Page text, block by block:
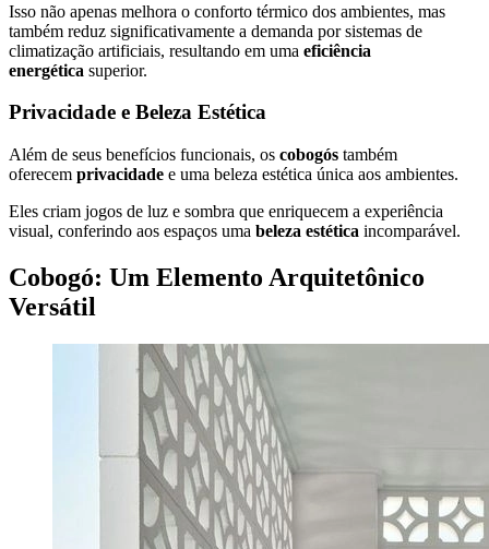
Isso não apenas melhora o conforto térmico dos ambientes, mas
também reduz significativamente a demanda por sistemas de
climatização artificiais, resultando em uma eficiência
energética superior.
Privacidade e Beleza Estética
Além de seus benefícios funcionais, os cobogós também
oferecem privacidade e uma beleza estética única aos ambientes.
Eles criam jogos de luz e sombra que enriquecem a experiência
visual, conferindo aos espaços uma beleza estética incomparável.
Cobogó: Um Elemento Arquitetônico
Versátil